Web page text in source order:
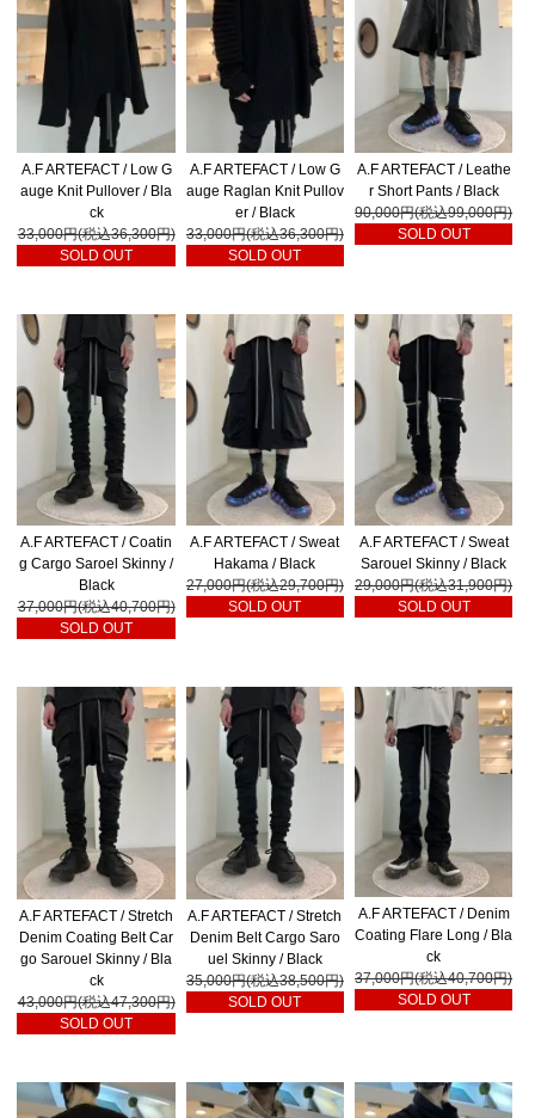
A.F ARTEFACT / Low G
auge Knit Pullover / Bla
ck
33,000円(税込36,300円)
SOLD OUT
A.F ARTEFACT / Low G
auge Raglan Knit Pullov
er / Black
33,000円(税込36,300円)
SOLD OUT
A.F ARTEFACT / Leathe
r Short Pants / Black
90,000円(税込99,000円)
SOLD OUT
A.F ARTEFACT / Coatin
g Cargo Saroel Skinny /
Black
37,000円(税込40,700円)
SOLD OUT
A.F ARTEFACT / Sweat
Hakama / Black
27,000円(税込29,700円)
SOLD OUT
A.F ARTEFACT / Sweat
Sarouel Skinny / Black
29,000円(税込31,900円)
SOLD OUT
A.F ARTEFACT / Stretch
Denim Coating Belt Car
go Sarouel Skinny / Bla
ck
43,000円(税込47,300円)
SOLD OUT
A.F ARTEFACT / Stretch
Denim Belt Cargo Saro
uel Skinny / Black
35,000円(税込38,500円)
SOLD OUT
A.F ARTEFACT / Denim
Coating Flare Long / Bla
ck
37,000円(税込40,700円)
SOLD OUT